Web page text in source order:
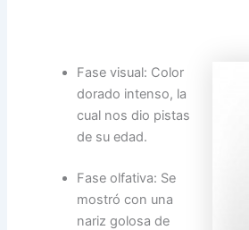
Fase visual: Color
dorado intenso, la
cual nos dio pistas
de su edad.
Fase olfativa: Se
mostró con una
nariz golosa de